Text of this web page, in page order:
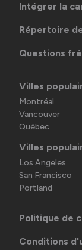
Intégrer la
Répertoire
Questions
Villes
Montréal
Vancouver
Québec
Villes
Los Angeles
San Francisco
Portland
Politique de
Conditions